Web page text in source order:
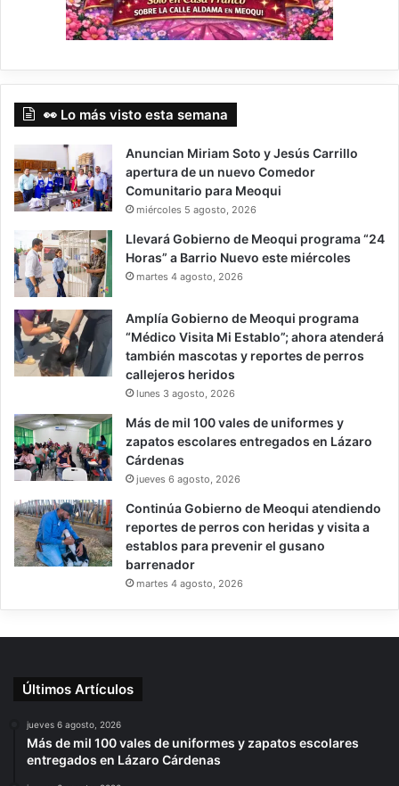
👀 Lo más visto esta semana
Anuncian Miriam Soto y Jesús Carrillo
apertura de un nuevo Comedor
Comunitario para Meoqui
miércoles 5 agosto, 2026
Llevará Gobierno de Meoqui programa “24
Horas” a Barrio Nuevo este miércoles
martes 4 agosto, 2026
Amplía Gobierno de Meoqui programa
“Médico Visita Mi Establo”; ahora atenderá
también mascotas y reportes de perros
callejeros heridos
lunes 3 agosto, 2026
Más de mil 100 vales de uniformes y
zapatos escolares entregados en Lázaro
Cárdenas
jueves 6 agosto, 2026
Continúa Gobierno de Meoqui atendiendo
reportes de perros con heridas y visita a
establos para prevenir el gusano
barrenador
martes 4 agosto, 2026
Últimos Artículos
jueves 6 agosto, 2026
Más de mil 100 vales de uniformes y zapatos escolares
entregados en Lázaro Cárdenas